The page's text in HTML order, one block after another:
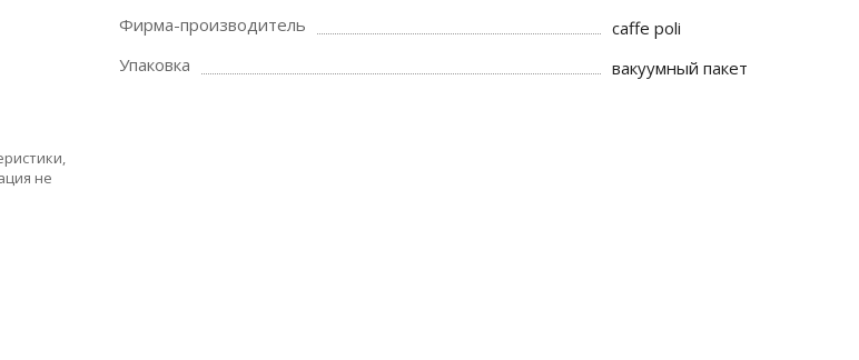
Фирма-производитель
caffe poli
Упаковка
вакуумный пакет
не